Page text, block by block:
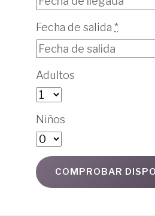
Fecha de salida *
Adultos
Niños